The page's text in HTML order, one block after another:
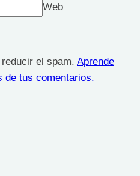
Web
el spam. Aprende
de tus comentarios.